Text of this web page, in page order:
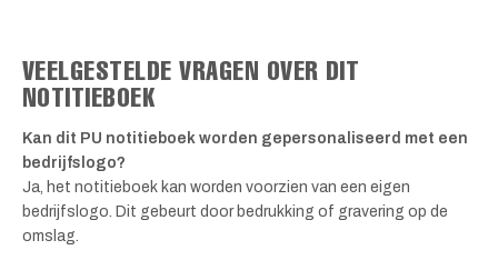
VEELGESTELDE VRAGEN OVER DIT
NOTITIEBOEK
Kan dit PU notitieboek worden gepersonaliseerd met een
bedrijfslogo?
Ja, het notitieboek kan worden voorzien van een eigen
bedrijfslogo. Dit gebeurt door bedrukking of gravering op de
omslag.